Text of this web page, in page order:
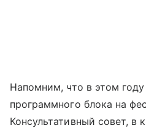
Напомним, что в этом
программного блока на
Консультативный совет, в